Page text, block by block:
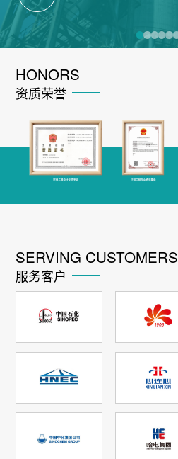
HONORS
资质荣誉
SERVING CUSTOMERS
服务客户